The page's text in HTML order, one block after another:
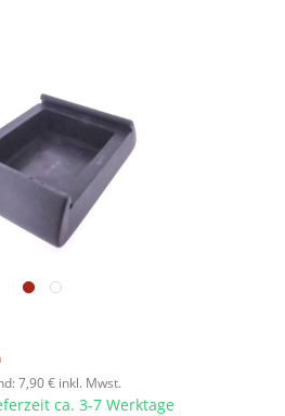
7,90 € inkl. Mwst.
ca. 3-7 Werktage